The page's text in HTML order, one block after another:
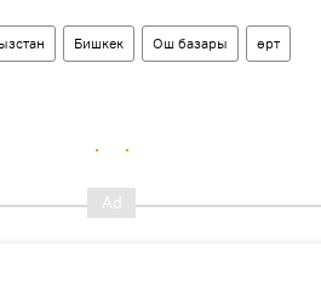
Бишкек Ош базары өрт